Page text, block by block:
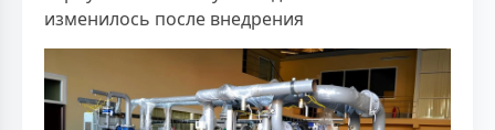
изменилось после внедрения